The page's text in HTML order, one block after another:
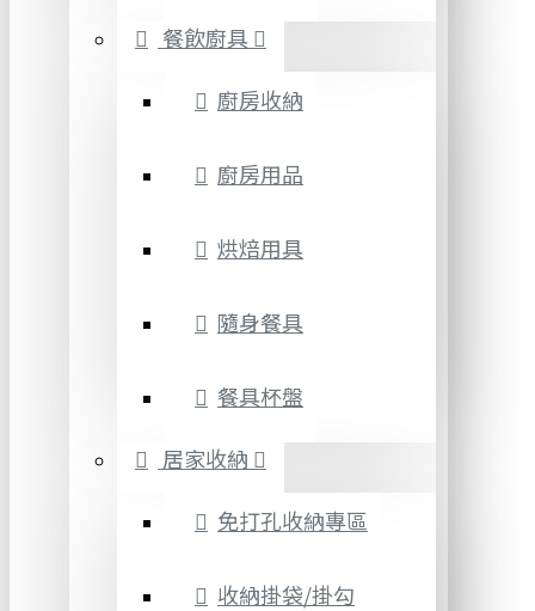
餐飲廚具
廚房收納
廚房用品
烘焙用具
隨身餐具
餐具杯盤
居家收納
免打孔收納專區
收納掛袋/掛勾